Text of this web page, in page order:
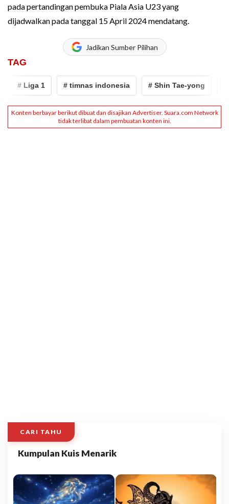
pada pertandingan pembuka Piala Asia U23 yang
dijadwalkan pada tanggal 15 April 2024 mendatang.
Jadikan Sumber Pilihan
TAG
# Liga 1 # timnas indonesia # Shin Tae-yong
CARI TAHU
Kumpulan Kuis Menarik